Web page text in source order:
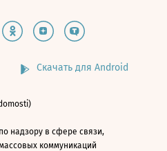
Скачать для Android
надзору в сфере связи,
коммуникаций